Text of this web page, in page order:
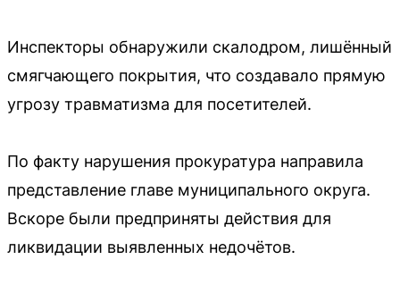
Инспекторы обнаружили скалодром, лишённый
смягчающего покрытия, что создавало прямую
угрозу травматизма для посетителей.
По факту нарушения прокуратура направила
представление главе муниципального округа.
Вскоре были предприняты действия для
ликвидации выявленных недочётов.